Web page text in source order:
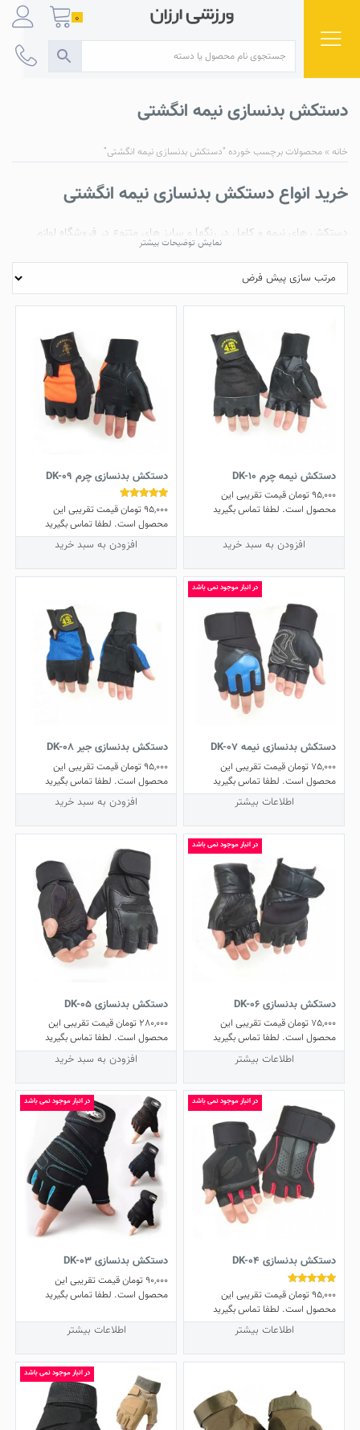
content
0
دستکش بدنسازی نیمه انگشتی
خانه » محصولات برچسب خورده “دستکش بدنسازی نیمه انگشتی”
خرید انواع دستکش بدنسازی نیمه انگشتی
دستکش های نیمه و کامل در رنگها و سایز های متنوع در فروشگاه لوازم
نمایش توضیحات بیشتر
دستکش نیمه چرم DK-10
95,000تومانقیمت تقریبی این
محصول است. لطفا تماس بگیرید
افزودن به سبد خرید
دستکش بدنسازی چرم DK-09
نمره
5.00
از 5
95,000تومانقیمت تقریبی این
محصول است. لطفا تماس بگیرید
افزودن به سبد خرید
در انبار موجود نمی باشد
دستکش بدنسازی نیمه DK-07
75,000 تومانقیمت تقریبی این
محصول است. لطفا تماس بگیرید
اطلاعات بیشتر
دستکش بدنسازی جیر DK-08
95,000تومانقیمت تقریبی این
محصول است. لطفا تماس بگیرید
افزودن به سبد خرید
در انبار موجود نمی باشد
دستکش بدنسازی DK-06
75,000 تومانقیمت تقریبی این
محصول است. لطفا تماس بگیرید
اطلاعات بیشتر
دستکش بدنسازی DK-05
280,000 تومانقیمت تقریبی این
محصول است. لطفا تماس بگیرید
افزودن به سبد خرید
در انبار موجود نمی باشد
دستکش بدنسازی DK-04
نمره
5.00
از 5
95,000تومانقیمت تقریبی این
محصول است. لطفا تماس بگیرید
اطلاعات بیشتر
در انبار موجود نمی باشد
دستکش بدنسازی DK-03
90,000تومانقیمت تقریبی این
محصول است. لطفا تماس بگیرید
اطلاعات بیشتر
در انبار موجود نمی باشد